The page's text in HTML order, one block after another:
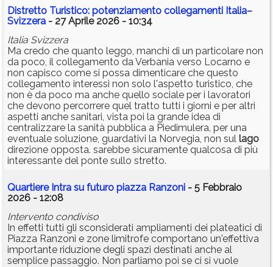
Distretto Turistico: potenziamento collegamenti Italia–
Svizzera - 27 Aprile 2026 - 10:34
Italia Svizzera
Ma credo che quanto leggo, manchi di un particolare non
da poco, il collegamento da Verbania verso Locarno e
non capisco come si possa dimenticare che questo
collegamento interessi non solo l'aspetto turistico, che
non è da poco ma anche quello sociale per i lavoratori
che devono percorrere quel tratto tutti i giorni e per altri
aspetti anche sanitari, vista poi la grande idea di
centralizzare la sanità pubblica a Piedimulera, per una
eventuale soluzione, guardativi la Norvegia, non sul lago
direzione opposta. sarebbe sicuramente qualcosa di più
interessante del ponte sullo stretto.
Quartiere Intra su futuro piazza Ranzoni - 5 Febbraio
2026 - 12:08
Intervento condiviso
In effetti tutti gli sconsiderati ampliamenti dei plateatici di
Piazza Ranzoni e zone limitrofe comportano un'effettiva
importante riduzione degli spazi destinati anche al
semplice passaggio. Non parliamo poi se ci si vuole